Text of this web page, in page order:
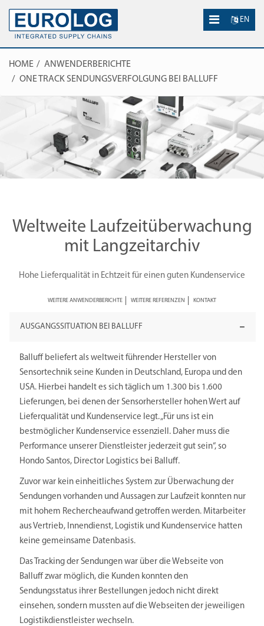
EN
HOME
ANWENDERBERICHTE
ONE TRACK SENDUNGSVERFOLGUNG BEI BALLUFF
Weltweite Laufzeitüberwachung
mit Langzeitarchiv
Hohe Lieferqualität in Echtzeit für einen guten Kundenservice
WEITERE ANWENDERBERICHTE WEITERE REFERENZEN KONTAKT
AUSGANGSSITUATION BEI BALLUFF
Balluff beliefert als weltweit führender Hersteller von
Sensortechnik seine Kunden in Deutschland, Europa und den
USA. Hierbei handelt es sich täglich um 1.300 bis 1.600
Lieferungen, bei denen der Sensorhersteller hohen Wert auf
Lieferqualität und Kundenservice legt. „Für uns ist ein
bestmöglicher Kundenservice essenziell. Daher muss die
Performance unserer Dienstleister jederzeit gut sein“, so
Hondo Santos, Director Logistics bei Balluff.
Zuvor war kein einheitliches System zur Überwachung der
Sendungen vorhanden und Aussagen zur Laufzeit konnten nur
mit hohem Rechercheaufwand getroffen werden. Mitarbeiter
aus Vertrieb, Innendienst, Logistik und Kundenservice hatten
keine gemeinsame Datenbasis.
Das Tracking der Sendungen war über die Webseite von
Balluff zwar möglich, die Kunden konnten den
Sendungsstatus ihrer Bestellungen jedoch nicht direkt
einsehen, sondern mussten auf die Webseiten der jeweiligen
Logistikdienstleister wechseln.